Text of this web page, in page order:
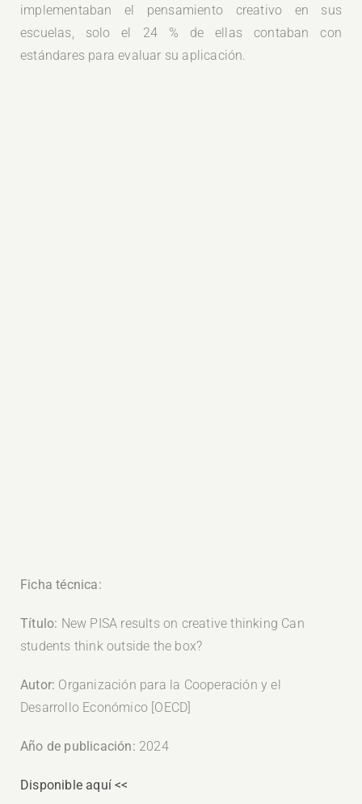
implementaban el pensamiento creativo en sus
escuelas, solo el 24 % de ellas contaban con
estándares para evaluar su aplicación.
Ficha técnica:
Título: New PISA results on creative thinking Can
students think outside the box?
Autor: Organización para la Cooperación y el
Desarrollo Económico [OECD]
Año de publicación: 2024
Disponible aquí <<